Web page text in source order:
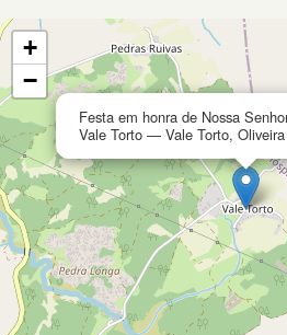
Festa em honra de Nossa
Vale Torto — Vale Torto,
+
−